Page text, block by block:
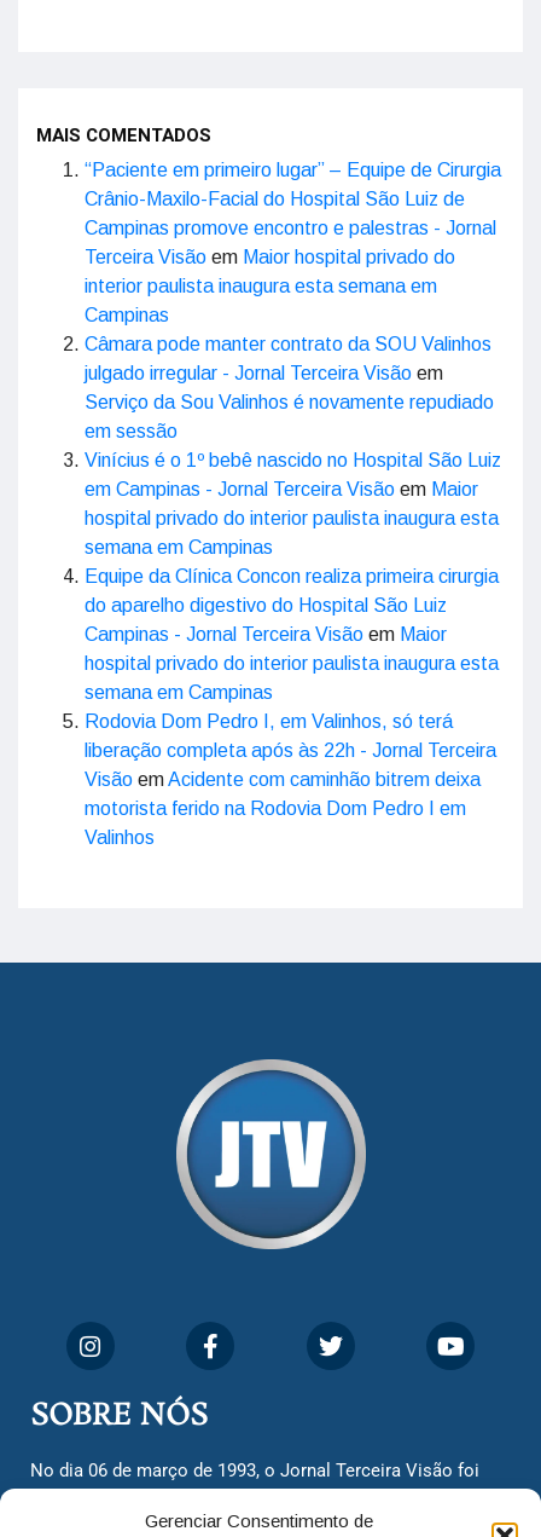
Gerenciar Consentimento de
MAIS COMENTADOS
“Paciente em primeiro lugar” – Equipe de Cirurgia
Crânio-Maxilo-Facial do Hospital São Luiz de
Campinas promove encontro e palestras - Jornal
Terceira Visão em Maior hospital privado do
interior paulista inaugura esta semana em
Campinas
Câmara pode manter contrato da SOU Valinhos
julgado irregular - Jornal Terceira Visão em
Serviço da Sou Valinhos é novamente repudiado
em sessão
Vinícius é o 1º bebê nascido no Hospital São Luiz
em Campinas - Jornal Terceira Visão em Maior
hospital privado do interior paulista inaugura esta
semana em Campinas
Equipe da Clínica Concon realiza primeira cirurgia
do aparelho digestivo do Hospital São Luiz
Campinas - Jornal Terceira Visão em Maior
hospital privado do interior paulista inaugura esta
semana em Campinas
Rodovia Dom Pedro I, em Valinhos, só terá
liberação completa após às 22h - Jornal Terceira
Visão emAcidente com caminhão bitrem deixa
motorista ferido na Rodovia Dom Pedro I em
Valinhos
SOBRE NÓS
No dia 06 de março de 1993, o Jornal Terceira Visão foi
cidadãos valinhenses, já que naquela época só existiam